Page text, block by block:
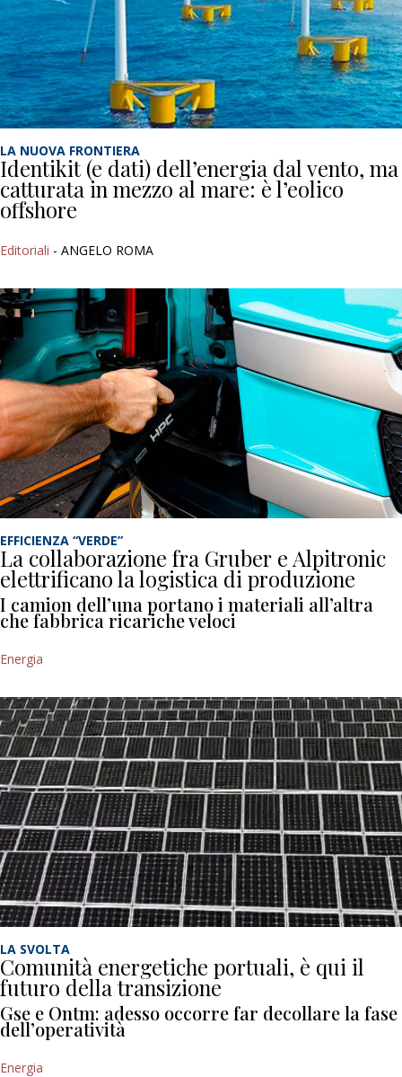
LA NUOVA FRONTIERA
Identikit (e dati) dell’energia dal vento, ma
catturata in mezzo al mare: è l’eolico
offshore
Editoriali - ANGELO ROMA
EFFICIENZA “VERDE”
La collaborazione fra Gruber e Alpitronic
elettrificano la logistica di produzione
I camion dell’una portano i materiali all’altra
che fabbrica ricariche veloci
Energia
LA SVOLTA
Comunità energetiche portuali, è qui il
futuro della transizione
Gse e Ontm: adesso occorre far decollare la fase
dell’operatività
Energia